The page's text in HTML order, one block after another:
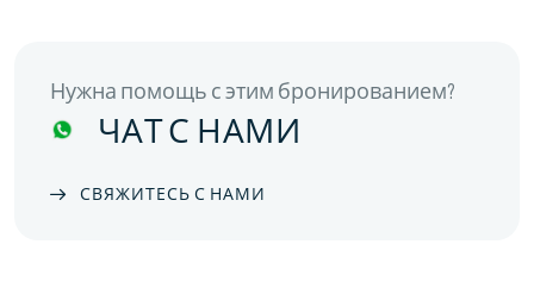
Нужна помощь с этим бронированием?
ЧАТ С НАМИ
СВЯЖИТЕСЬ С НАМИ